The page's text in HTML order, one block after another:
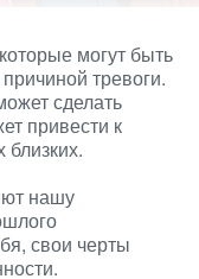
могут быть
тревоги.
сделать
привести к
нашу
свои черты